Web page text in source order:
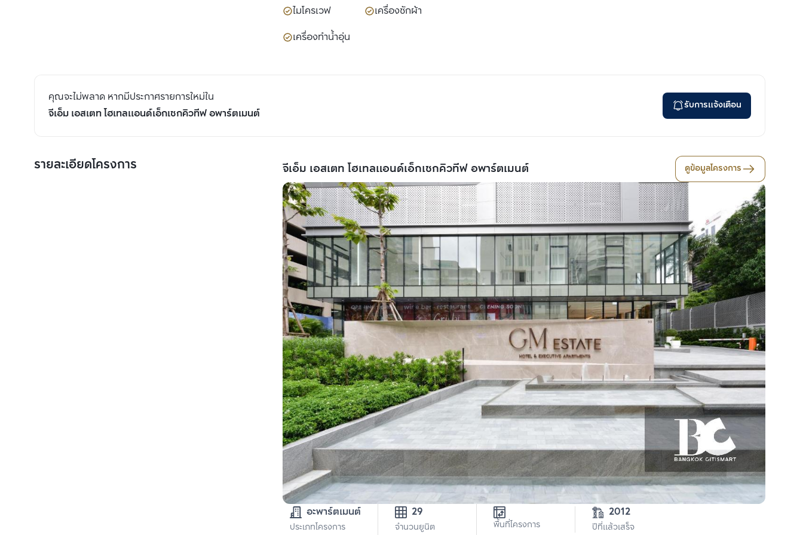
ไมโครเวฟ
เครื่องซักผ้า
เครื่องทำน้ำอุ่น
คุณจะไม่พลาด หากมีประกาศรายการใหม่ใน
จีเอ็ม เอสเตท โฮเทลแอนด์เอ็กเซกคิวทีฟ อพาร์ตเมนต์
รับการแจ้งเตือน
รายละเอียดโครงการ จีเอ็ม เอสเตท โฮเทลแอนด์เอ็กเซกคิวทีฟ อพาร์ตเมนต์ ดูข้อมูลโครงการ
อะพาร์ตเมนต์
ประเภทโครงการ
29
จำนวนยูนิต พื้นที่โครงการ
2012
ปีที่แล้วเสร็จ